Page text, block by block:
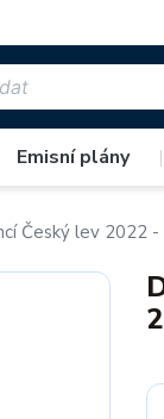
Emisní plány |
Český lev 2022 -